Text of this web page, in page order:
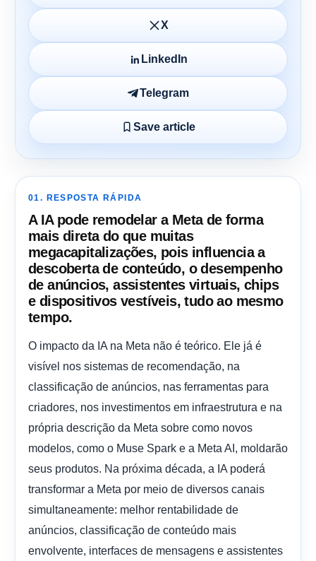
X
LinkedIn
Telegram
Save article
01. RESPOSTA RÁPIDA
A IA pode remodelar a Meta de forma
mais direta do que muitas
megacapitalizações, pois influencia a
descoberta de conteúdo, o desempenho
de anúncios, assistentes virtuais, chips
e dispositivos vestíveis, tudo ao mesmo
tempo.
O impacto da IA ​​na Meta não é teórico. Ele já é
visível nos sistemas de recomendação, na
classificação de anúncios, nas ferramentas para
criadores, nos investimentos em infraestrutura e na
própria descrição da Meta sobre como novos
modelos, como o Muse Spark e a Meta AI, moldarão
seus produtos. Na próxima década, a IA poderá
transformar a Meta por meio de diversos canais
simultaneamente: melhor rentabilidade de
anúncios, classificação de conteúdo mais
envolvente, interfaces de mensagens e assistentes